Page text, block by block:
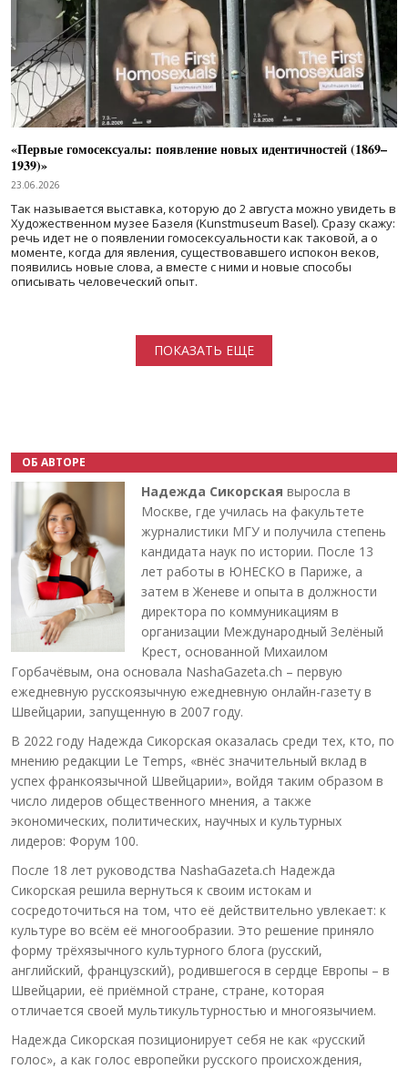
«Первые гомосексуалы: появление новых идентичностей (1869–
1939)»
23.06.2026
Так называется выставка, которую до 2 августа можно увидеть в
Художественном музее Базеля (Kunstmuseum Basel). Сразу скажу:
речь идет не о появлении гомосексуальности как таковой, а о
моменте, когда для явления, существовавшего испокон веков,
появились новые слова, а вместе с ними и новые способы
описывать человеческий опыт.
ПОКАЗАТЬ ЕЩЕ
ОБ АВТОРЕ
Надежда Сикорская выросла в
Москве, где училась на факультете
журналистики МГУ и получила степень
кандидата наук по истории. После 13
лет работы в ЮНЕСКО в Париже, а
затем в Женеве и опыта в должности
директора по коммуникациям в
организации Международный Зелёный
Крест, основанной Михаилом
Горбачёвым, она основала NashaGazeta.ch – первую
ежедневную русскоязычную ежедневную онлайн-газету в
Швейцарии, запущенную в 2007 году.
В 2022 году Надежда Сикорская оказалась среди тех, кто, по
мнению редакции Le Temps, «внёс значительный вклад в
успех франкоязычной Швейцарии», войдя таким образом в
число лидеров общественного мнения, а также
экономических, политических, научных и культурных
лидеров: Форум 100.
После 18 лет руководства NashaGazeta.ch Надежда
Сикорская решила вернуться к своим истокам и
сосредоточиться на том, что её действительно увлекает: к
культуре во всём её многообразии. Это решение приняло
форму трёхязычного культурного блога (русский,
английский, французский), родившегося в сердце Европы – в
Швейцарии, её приёмной стране, стране, которая
отличается своей мультикультурностью и многоязычием.
Надежда Сикорская позиционирует себя не как «русский
голос», а как голос европейки русского происхождения,